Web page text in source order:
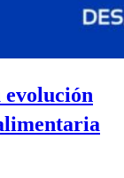
evolución